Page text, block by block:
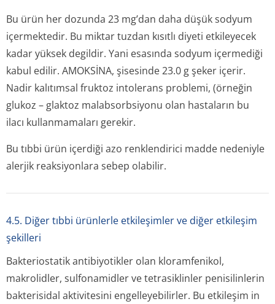
Bu ürün her dozunda 23 mg’dan daha düşük sodyum
içermektedir. Bu miktar tuzdan kısıtlı diyeti etkileyecek
kadar yüksek degildir. Yani esasında sodyum içermediği
kabul edilir. AMOKSİNA, şisesinde 23.0 g şeker içerir.
Nadir kalıtımsal fruktoz intolerans problemi, (örneğin
glukoz – glaktoz malabsorbsiyonu olan hastaların bu
ilacı kullanmamaları gerekir.
Bu tıbbi ürün içerdiği azo renklendirici madde nedeniyle
alerjik reaksiyonlara sebep olabilir.
4.5. Diğer tıbbi ürünlerle etkileşimler ve diğer etkileşim
şekilleri
Bakteriostatik antibiyotikler olan kloramfenikol,
makrolidler, sulfonamidler ve tetrasiklinler penisilinlerin
bakterisidal aktivitesini engelleyebilirler. Bu etkileşim in